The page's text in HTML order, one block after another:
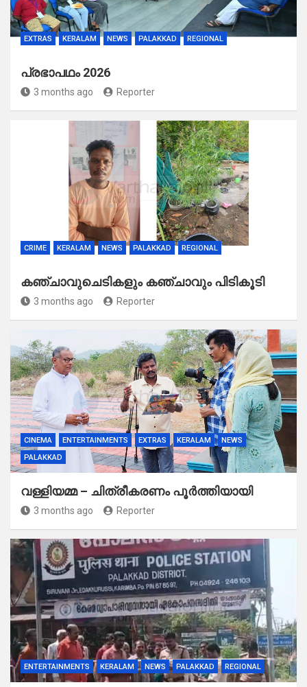
EXTRAS KERALAM NEWS PALAKKAD REGIONAL
പ്രഭാപഥം 2026
3 months ago Reporter
CRIME KERALAM NEWS PALAKKAD REGIONAL
കഞ്ചാവുചെടികളും കഞ്ചാവും പിടികൂടി
3 months ago Reporter
CINEMA ENTERTAINMENTS EXTRAS KERALAM
NEWS
PALAKKAD
വള്ളിയമ്മ – ചിത്രീകരണം പൂർത്തിയായി
3 months ago Reporter
ENTERTAINMENTS KERALAM NEWS PALAKKAD REGIONAL